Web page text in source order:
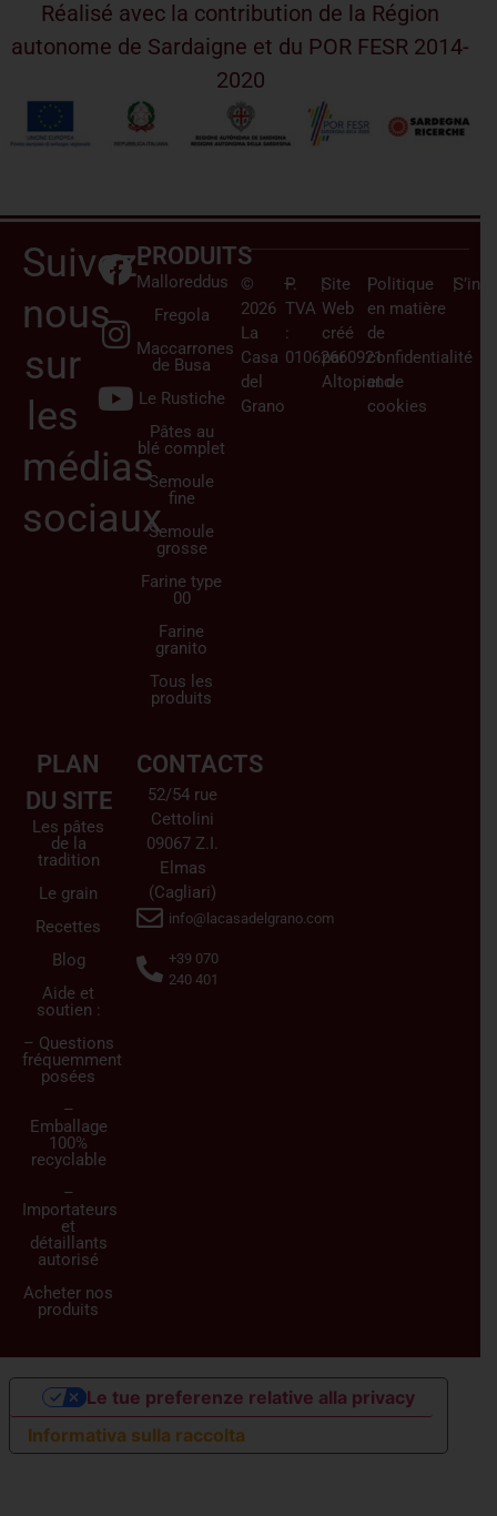
Réalisé avec la contribution de la Région
autonome de Sardaigne et du POR FESR 2014-
2020
Suivez-
nous
sur
les
médias
sociaux
PRODUITS
Malloreddus
Fregola
Maccarrones
de Busa
Le Rustiche
Pâtes au
blé complet
Semoule
fine
Semoule
grosse
Farine type
00
Farine
granito
Tous les
produits
PLAN
DU SITE
Les pâtes
de la
tradition
Le grain
Recettes
Blog
Aide et
soutien :
– Questions
fréquemment
posées
–
Emballage
100%
recyclable
–
Importateurs
et
détaillants
autorisé
Acheter nos
produits
CONTACTS
52/54 rue
Cettolini
09067 Z.I.
Elmas
(Cagliari)
info@lacasadelgrano.com
+39 070
240 401
©
2026
La
Casa
del
Grano
–
P.
TVA
:
01062660921
|Site
Web
créé
par
Altopiano
|Politique
en matière
de
confidentialité
et de
cookies
|
Informativa sulla raccolta
Le tue preferenze relative alla privacy